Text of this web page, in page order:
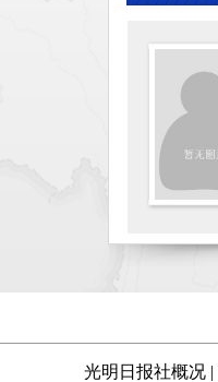
光明日报社概况 |